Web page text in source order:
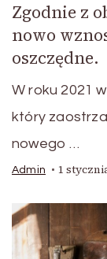
Zgodnie z
nowo
oszczędne.
W roku 2021
który
nowego …
Admin 1